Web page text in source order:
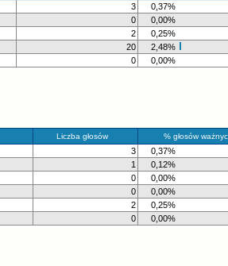
3
0,37%
0
0,00%
2
0,25%
20
2,48%
0 0,00%
Liczba głosów % głosów
3
0,37%
1
0,12%
0
0,00%
0
0,00%
2
0,25%
0 0,00%